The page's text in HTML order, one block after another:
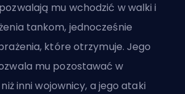
mu wchodzić w walki i
tankom, jednocześnie
które otrzymuje. Jego
mu pozostawać w
inni wojownicy, a jego ataki